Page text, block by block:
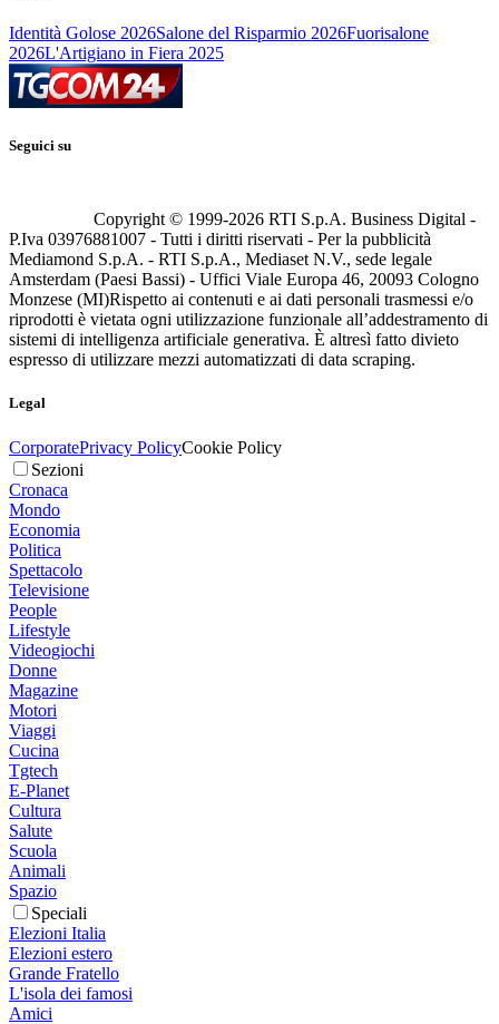
Identità Golose 2026Salone del Risparmio 2026Fuorisalone
2026L'Artigiano in Fiera 2025
Seguici su
Copyright © 1999-2026 RTI S.p.A. Business Digital -
P.Iva 03976881007 - Tutti i diritti riservati - Per la pubblicità
Mediamond S.p.A. - RTI S.p.A., Mediaset N.V., sede legale
Amsterdam (Paesi Bassi) - Uffici Viale Europa 46, 20093 Cologno
Monzese (MI)Rispetto ai contenuti e ai dati personali trasmessi e/o
riprodotti è vietata ogni utilizzazione funzionale all’addestramento di
sistemi di intelligenza artificiale generativa. È altresì fatto divieto
espresso di utilizzare mezzi automatizzati di data scraping.
Legal
CorporatePrivacy PolicyCookie Policy
Sezioni
Cronaca
Mondo
Economia
Politica
Spettacolo
Televisione
People
Lifestyle
Videogiochi
Donne
Magazine
Motori
Viaggi
Cucina
Tgtech
E-Planet
Cultura
Salute
Scuola
Animali
Spazio
Speciali
Elezioni Italia
Elezioni estero
Grande Fratello
L'isola dei famosi
Amici